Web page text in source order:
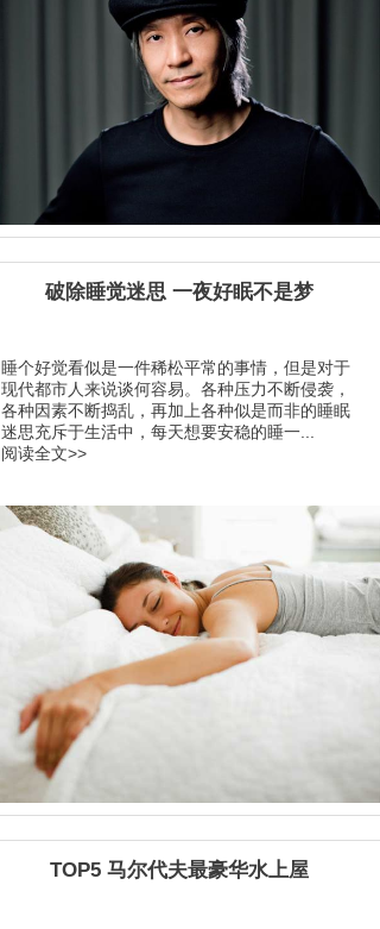
破除睡觉迷思 一夜好眠不是梦
睡个好觉看似是一件稀松平常的事情，但是对于
现代都市人来说谈何容易。各种压力不断侵袭，
各种因素不断捣乱，再加上各种似是而非的睡眠
迷思充斥于生活中，每天想要安稳的睡一...
阅读全文>>
TOP5 马尔代夫最豪华水上屋